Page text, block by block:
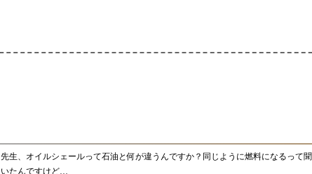
先生、オイルシェールって石油と何が違うんですか？同じように燃料になるって聞
いたんですけど…